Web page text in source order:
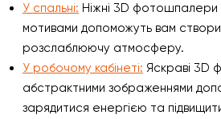
У спальні: Ніжні 3D фотошпалери
мотивами допоможуть вам
розслаблюючу атмосферу.
У робочому кабінеті: Яскраві 3D
абстрактними зображеннями
зарядитися енергією та